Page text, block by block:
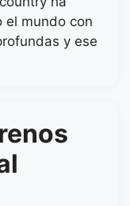
el mundo con
y ese